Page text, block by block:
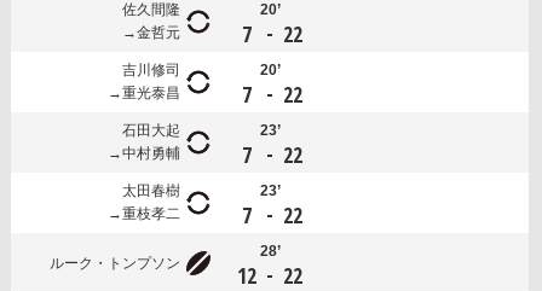
佐久間隆
金哲元
20’
7 - 22
吉川修司
重光泰昌
20’
7 - 22
石田大起
中村勇輔
23’
7 - 22
太田春樹
重枝孝二
23’
7 - 22
ルーク・トンプソン
28’
12 - 22